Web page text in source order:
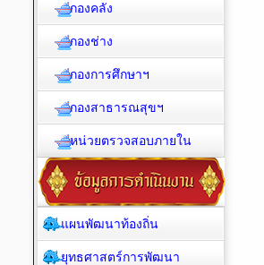
กองคลัง
กองช่าง
กองการศึกษาฯ
กองสาธารณสุขฯ
หน่วยตรวจสอบภายใน
แผนพัฒนาท้องถิ่น
ยุทธศาสตร์การพัฒนา